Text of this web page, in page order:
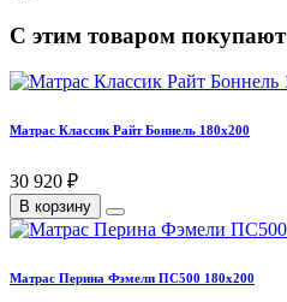
С этим товаром покупают
Матрас Классик Райт Боннель 180х200
30 920 ₽
В корзину
Матрас Перина Фэмели ПС500 180х200